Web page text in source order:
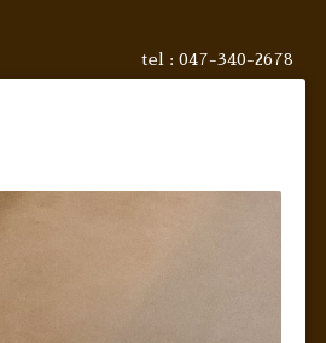
tel : 047-340-2678